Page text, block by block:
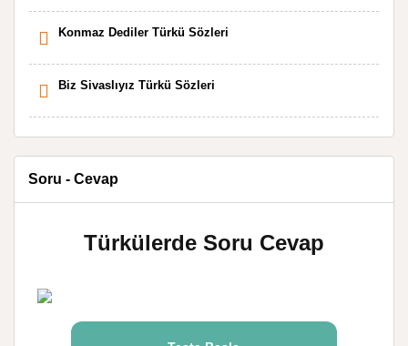
Konmaz Dediler Türkü Sözleri
Biz Sivaslıyız Türkü Sözleri
Soru - Cevap
Türkülerde Soru Cevap